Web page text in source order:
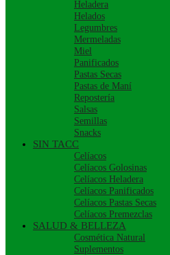
Heladera
Helados
Legumbres
Mermeladas
Miel
Panificados
Pastas Secas
Pastas de Maní
Repostería
Salsas
Semillas
Snacks
SIN TACC
Celíacos
Celíacos Golosinas
Celíacos Heladera
Celíacos Panificados
Celíacos Pastas Secas
Celíacos Premezclas
SALUD & BELLEZA
Cosmética Natural
Suplementos